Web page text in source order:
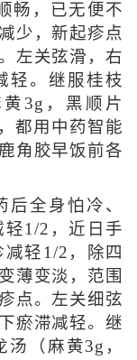
畅，已无便不
少，新起疹点
左关弦滑，右
轻。继服桂枝
3g，黑顺片
都用中药智能
角胶早饭前各
全身怕冷、
1/2，近日手
轻1/2，除四
薄变淡，范围
点。左关细弦
瘀滞减轻。继
（麻黄3g，